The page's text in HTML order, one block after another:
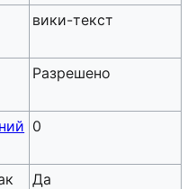
вики-текст
Разрешено
0
Да